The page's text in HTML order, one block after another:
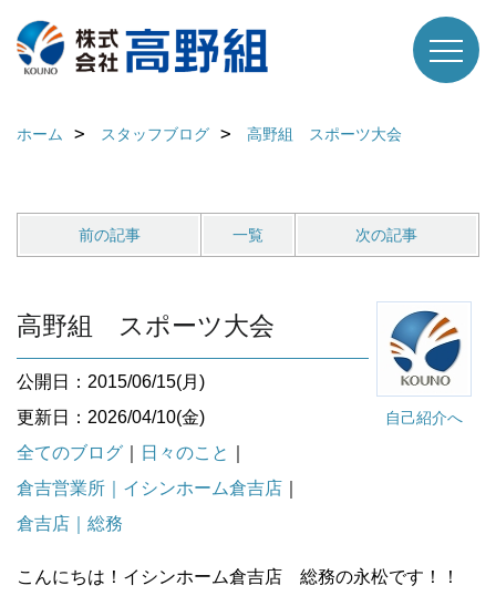
ホーム スタッフブログ 高野組 スポーツ大会
前の記事 一覧 次の記事
自己紹介へ
高野組 スポーツ大会
公開日：2015/06/15(月)
更新日：2026/04/10(金)
全てのブログ
日々のこと
倉吉営業所｜イシンホーム倉吉店
倉吉店｜総務
こんにちは！イシンホーム倉吉店 総務の永松です！！